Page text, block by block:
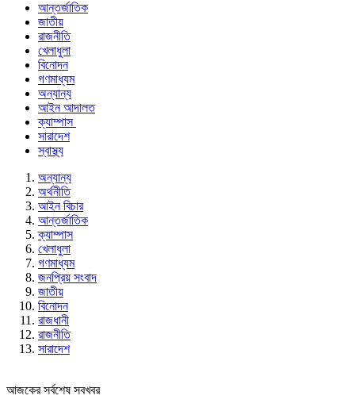
আন্তর্জাতিক
জাতীয়
রাজনীতি
খেলাধুলা
বিনোদন
গণমাধ্যম
অন্যান্য
আইন আদালত
ক্যাম্পাস
সারাদেশ
স্বাস্থ্য
অন্যান্য
অর্থনীতি
আইন বিচার
আন্তর্জাতিক
ক্যাম্পাস
খেলাধুলা
গণমাধ্যম
জনপ্রিয় সংবাদ
জাতীয়
বিনোদন
রাজধানী
রাজনীতি
সারাদেশ
আজকের সর্বশেষ সবখবর